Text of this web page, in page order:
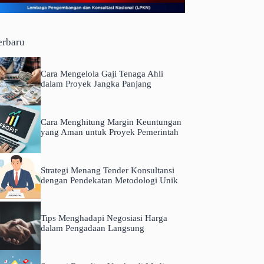
Cara Mengelola Gaji Tenaga Ahli
dalam Proyek Jangka Panjang
Cara Menghitung Margin Keuntungan
yang Aman untuk Proyek Pemerintah
Strategi Menang Tender Konsultansi
dengan Pendekatan Metodologi Unik
Tips Menghadapi Negosiasi Harga
dalam Pengadaan Langsung